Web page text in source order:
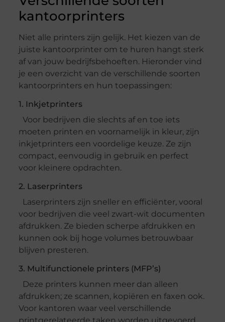
kantoorprinters
Niet alle printers zijn gelijk. Het kiezen van de
juiste kantoorprinter om te huren hangt sterk
af van jouw bedrijfsbehoeften. Hieronder vind
je een overzicht van de verschillende soorten
kantoorprinters en hun toepassingen:
1. Inkjetprinters
Voor bedrijven die slechts af en toe iets
moeten printen en voornamelijk in kleur, zijn
inkjetprinters een voordelige keuze. Ze zijn
compact, eenvoudig in gebruik en perfect
voor kleinere opdrachten.
2. Laserprinters
Laserprinters zijn sneller en efficiënter, vooral
voor bedrijven die veel zwart-wit documenten
afdrukken. Ze bieden scherpe afdrukken en
kunnen ook bij hoge volumes betrouwbaar
blijven presteren.
3. Multifunctionele printers (MFP’s)
Deze printers kunnen meer dan alleen
afdrukken; ze scannen, kopiëren en faxen ook.
Voor kantoren waar veel verschillende
printgerelateerde taken worden uitgevoerd,